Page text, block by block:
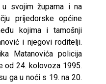
svojim župama i na
prijedorske općine
kojima i tamošnji
i njegovi roditelji.
Matanovića policija
od 24. kolovoza 1995.
ga u noći s 19. na 20.